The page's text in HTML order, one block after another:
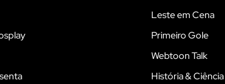
Leste em Cena
Primeiro Gole
Webtoon Talk
História & Ciência